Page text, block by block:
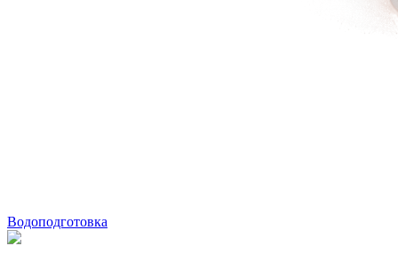
Водоподготовка